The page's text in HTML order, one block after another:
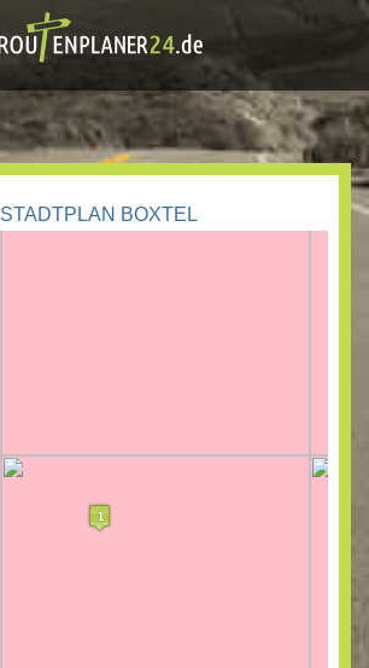
STADTPLAN BOXTEL